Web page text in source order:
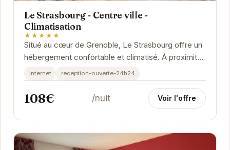
Le Strasbourg - Centre ville -
Climatisation
★★★★★
Situé au cœur de Grenoble, Le Strasbourg offre un
hébergement confortable et climatisé. À proximité
des transports en commun, des restaurants...
internet reception-ouverte-24h24
108€ /nuit Voir l'offre